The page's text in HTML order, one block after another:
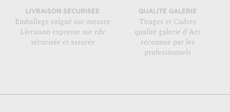
LIVRAISON SÉCURISÉE
Emballage soigné sur-mesure
Livraison expresse sur rdv
sécurisée et assurée
QUALITÉ GALERIE
Tirages et Cadres
qualité galerie d'Art
reconnue par les
professionnels